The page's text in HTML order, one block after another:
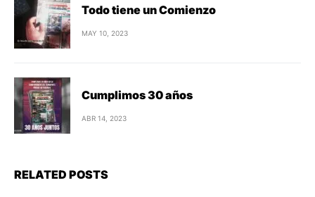
Todo tiene un Comienzo
MAY 10, 2023
Cumplimos 30 años
ABR 14, 2023
RELATED POSTS